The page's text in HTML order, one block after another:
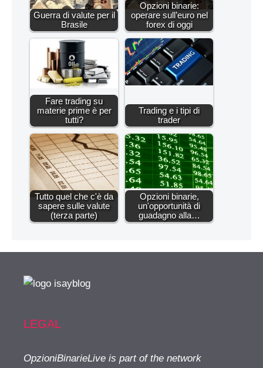
Guerra di valute per il
Brasile
Opzioni binarie:
operare sull’euro nel
forex di oggi
Fare trading su
materie prime è per
tutti?
Trading e i tipi di
trader
Tutto quel che c'è da
sapere sulle valute
(terza parte)
Opzioni binarie,
un'opportunità di
guadagno alla…
LEGAL
OpzioniBinarieLive is part of the network